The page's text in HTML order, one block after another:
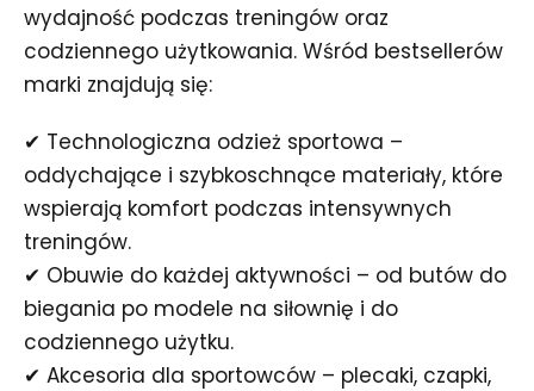
wydajność podczas treningów oraz
codziennego użytkowania. Wśród bestsellerów
marki znajdują się:
✔ Technologiczna odzież sportowa –
oddychające i szybkoschnące materiały, które
wspierają komfort podczas intensywnych
treningów.
✔ Obuwie do każdej aktywności – od butów do
biegania po modele na siłownię i do
codziennego użytku.
✔ Akcesoria dla sportowców – plecaki, czapki,